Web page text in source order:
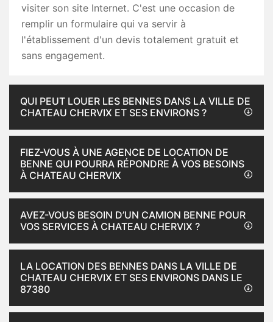
visiter son site Internet. C'est une occasion de
remplir un formulaire qui va servir à
l'établissement d'un devis totalement gratuit et
sans engagement.
QUI PEUT LOUER LES BENNES DANS LA VILLE DE
CHATEAU CHERVIX ET SES ENVIRONS ?
FIEZ-VOUS À UNE AGENCE DE LOCATION DE
BENNE QUI POURRA RÉPONDRE À VOS BESOINS
À CHATEAU CHERVIX
AVEZ-VOUS BESOIN D’UN CAMION BENNE POUR
VOS SERVICES À CHATEAU CHERVIX ?
LA LOCATION DES BENNES DANS LA VILLE DE
CHATEAU CHERVIX ET SES ENVIRONS DANS LE
87380